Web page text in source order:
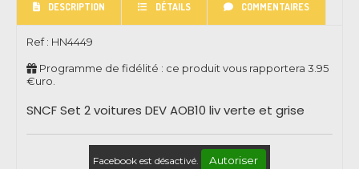
DESCRIPTION DÉTAILS COMMENTAIRES
Ref : HN4449
Programme de fidélité : ce produit vous rapportera 3.95
€uro.
SNCF Set 2 voitures DEV AOB10 liv verte et grise
Facebook est désactivé. Autoriser